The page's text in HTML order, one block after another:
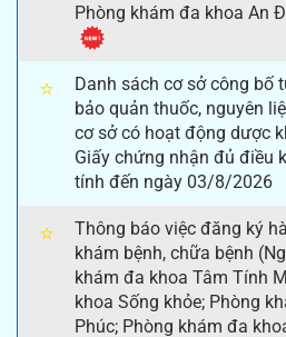
Phòng khám đa khoa An
⭐
Danh sách cơ sở công bố
bảo quản thuốc, nguyên
cơ sở có hoạt động dược
Giấy chứng nhận đủ điều
tính đến ngày 03/8/2026
⭐
Thông báo việc đăng ký
khám bệnh, chữa bệnh
khám đa khoa Tâm Tính
khoa Sống khỏe; Phòng
Phúc; Phòng khám đa